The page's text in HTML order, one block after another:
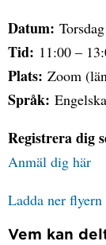
Datum:
Tid: 11:00 –
Plats: Zoom
Språk: Engelska
Registrera dig
Anmäl dig här
Ladda ner
Vem kan